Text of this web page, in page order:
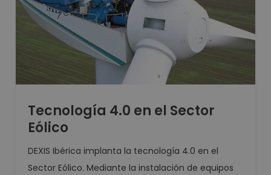
Tecnología 4.0 en el Sector
Eólico
DEXIS Ibérica implanta la tecnología 4.0 en el
Sector Eólico. Mediante la instalación de equipos